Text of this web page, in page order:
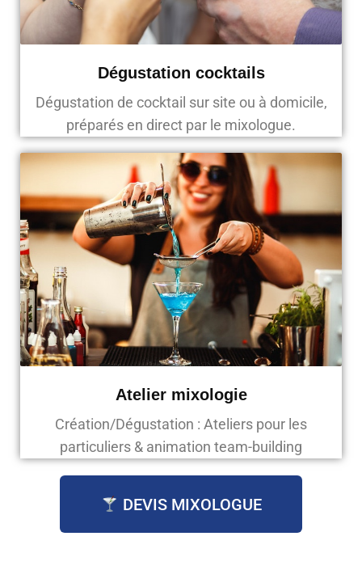
Dégustation cocktails
Dégustation de cocktail sur site ou à domicile,
préparés en direct par le mixologue.
Atelier mixologie
Création/Dégustation : Ateliers pour les
particuliers & animation team-building
DEVIS MIXOLOGUE